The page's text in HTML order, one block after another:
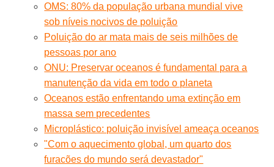
OMS: 80% da população urbana mundial vive
sob níveis nocivos de poluição
Poluição do ar mata mais de seis milhões de
pessoas por ano
ONU: Preservar oceanos é fundamental para a
manutenção da vida em todo o planeta
Oceanos estão enfrentando uma extinção em
massa sem precedentes
Microplástico: poluição invisível ameaça oceanos
"Com o aquecimento global, um quarto dos
furacões do mundo será devastador"